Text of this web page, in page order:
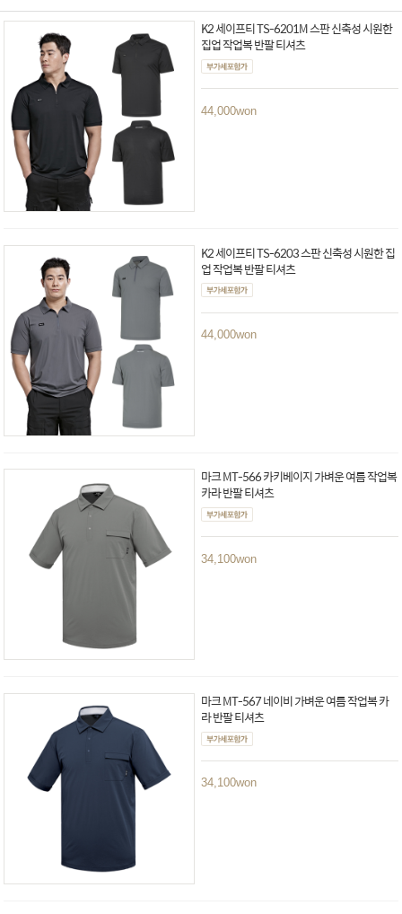
K2 세이프티 TS-6201M 스판 신축성 시원한
집업 작업복 반팔 티셔츠
44,000won
K2 세이프티 TS-6203 스판 신축성 시원한 집
업 작업복 반팔 티셔츠
44,000won
마크 MT-566 카키베이지 가벼운 여름 작업복
카라 반팔 티셔츠
34,100won
마크 MT-567 네이비 가벼운 여름 작업복 카
라 반팔 티셔츠
34,100won